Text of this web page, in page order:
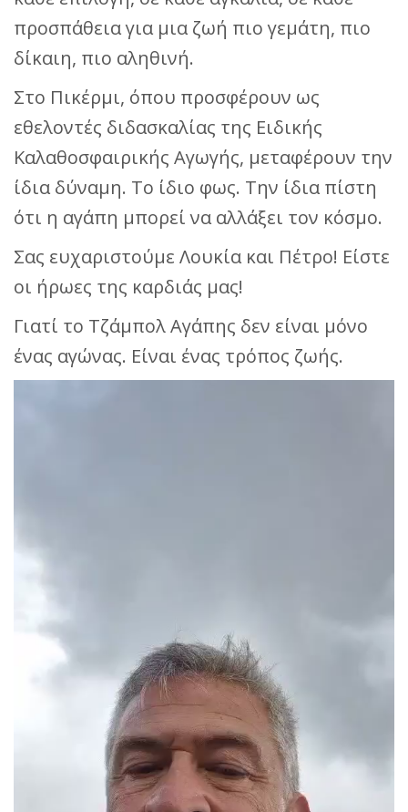
προσπάθεια για μια ζωή πιο γεμάτη, πιο
δίκαιη, πιο αληθινή.
Στο Πικέρμι, όπου προσφέρουν ως
εθελοντές διδασκαλίας της Ειδικής
Καλαθοσφαιρικής Αγωγής, μεταφέρουν την
ίδια δύναμη. Το ίδιο φως. Την ίδια πίστη
ότι η αγάπη μπορεί να αλλάξει τον κόσμο.
Σας ευχαριστούμε Λουκία και Πέτρο! Είστε
οι ήρωες της καρδιάς μας!
Γιατί το Τζάμπολ Αγάπης δεν είναι μόνο
ένας αγώνας. Είναι ένας τρόπος ζωής.